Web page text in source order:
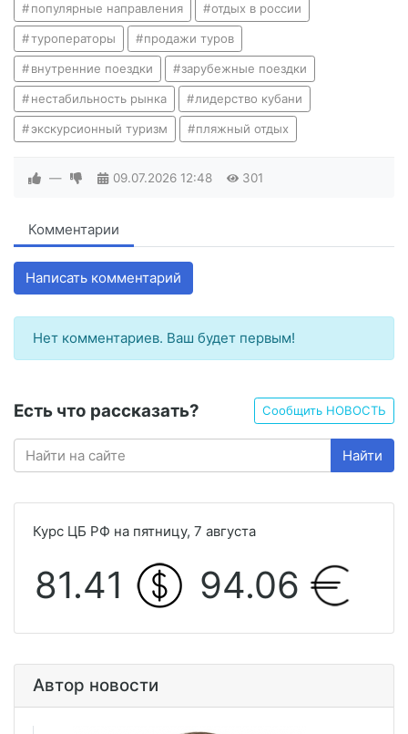
популярные направления отдых в россии
туроператоры продажи туров
внутренние поездки зарубежные поездки
нестабильность рынка лидерство кубани
экскурсионный туризм пляжный отдых
— 09.07.2026 12:48 301
Комментарии
Написать комментарий
Нет комментариев. Ваш будет первым!
Есть что рассказать? Сообщить НОВОСТЬ
Найти
Курс ЦБ РФ на пятницу, 7 августа
81.41 94.06
Автор новости